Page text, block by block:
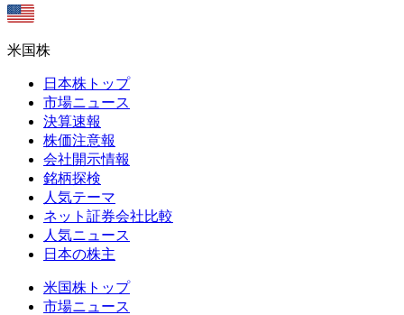
米国株
日本株トップ
市場ニュース
決算速報
株価注意報
会社開示情報
銘柄探検
人気テーマ
ネット証券会社比較
人気ニュース
日本の株主
米国株トップ
市場ニュース